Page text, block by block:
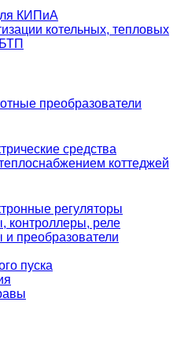
КИПиА
котельных, тепловых
преобразователи
средства
коттеджей
регуляторы
контроллеры, реле
и преобразователи
пуска